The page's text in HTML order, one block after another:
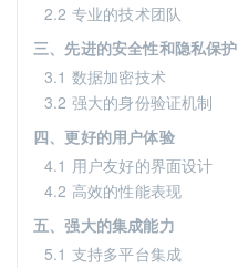
2.2 专业的技术团队
三、先进的安全性和隐私保护
3.1 数据加密技术
3.2 强大的身份验证机制
四、更好的用户体验
4.1 用户友好的界面设计
4.2 高效的性能表现
五、强大的集成能力
5.1 支持多平台集成